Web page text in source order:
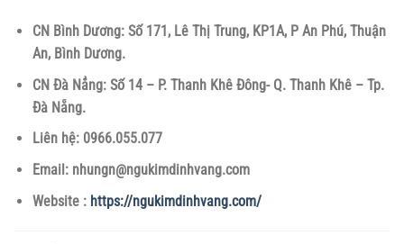
CN Bình Dương: Số 171, Lê Thị Trung, KP1A, P An Phú, Thuận
An, Bình Dương.
CN Đà Nẳng: Số 14 – P. Thanh Khê Đông- Q. Thanh Khê – Tp.
Đà Nẵng.
Liên hệ: 0966.055.077
Email: nhungn@ngukimdinhvang.com
Website : https://ngukimdinhvang.com/